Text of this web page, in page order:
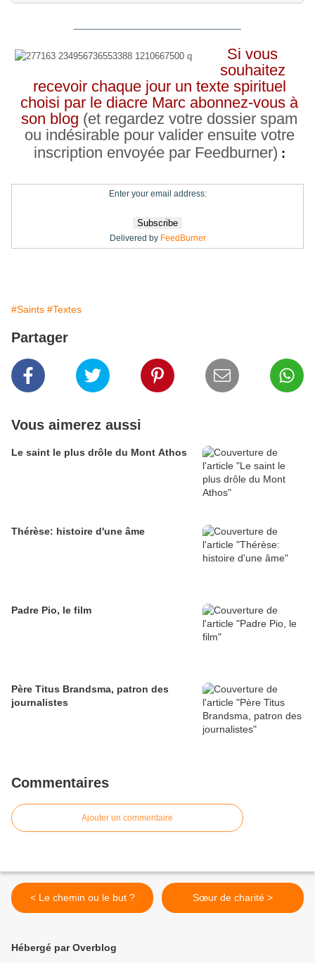
Si vous
souhaitez
recevoir chaque jour un texte spirituel
choisi par le diacre Marc abonnez-vous à
son blog (et regardez votre dossier spam
ou indésirable pour valider ensuite votre
inscription envoyée par Feedburner) :
Enter your email address:
Delivered by FeedBurner
#Saints #Textes
Partager
Vous aimerez aussi
Le saint le plus drôle du Mont Athos
Thérèse: histoire d'une âme
Padre Pio, le film
Père Titus Brandsma, patron des
journalistes
Commentaires
Ajouter un commentaire
< Le chemin ou le but ? Sœur de charité >
Hébergé par Overblog